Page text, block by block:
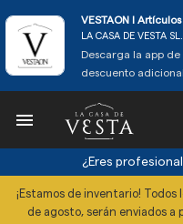
VESTAON l
LA CASA DE VESTA SL.
Descarga la app de
descuento adicional.

¿Eres
¡Estamos de inventario! Todos
de agosto, serán enviados a